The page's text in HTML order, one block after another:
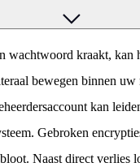
wachtwoord kraakt, kan
bewegen binnen uw
kan
Gebroken
Naast direct verlies